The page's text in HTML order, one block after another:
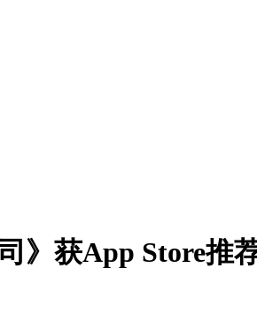
》获App Store推